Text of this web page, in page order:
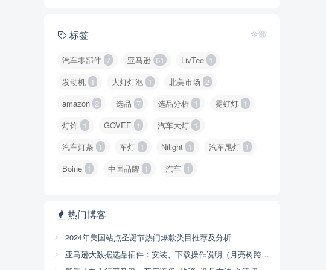
标签 全部
汽车零部件 7 亚马逊 61 LivTee 1
发动机 1 大灯灯泡 1 北美市场 2
amazon 2 选品 7 选品分析 1 霓虹灯 1
灯饰 1 GOVEE 1 汽车大灯 1
汽车灯条 1 车灯 1 Nilight 1 汽车尾灯 1
Boine 1 中国品牌 1 汽车 1
热门博客
2024年美国站点圣诞节热门爆款类目推荐及分析
亚马逊大数据选品插件：安装、下载操作说明（月亮树跨境）